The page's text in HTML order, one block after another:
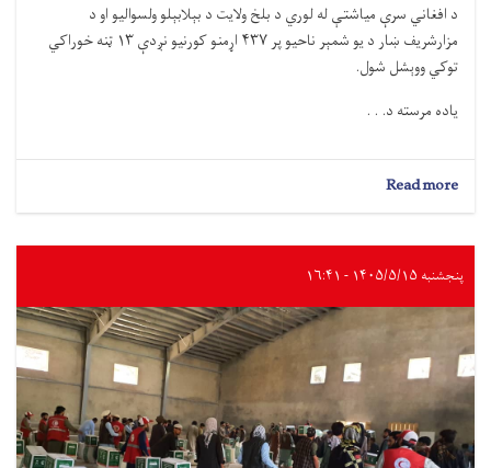
د افغاني سرې میاشتې له لوري د بلخ ولایت د بېلابېلو ولسوالیو او د
مزارشریف ښار د يو شمېر ناحیو پر ۴۳۷ اړمنو کورنیو نږدې ۱۳ ټنه خوراکي
توکي ووېشل شول.
یاده مرسته د. . .
Read more
بلخ؛
۴۳۷
اړمنو
۱۳
ټنه
خوراکي
توکي
ووېشل
شول
پنجشنبه ۱۴۰۵/۵/۱۵ - ۱۶:۴۱